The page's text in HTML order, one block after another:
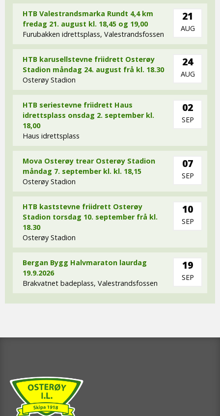
HTB Valestrandsmarka Rundt 4,4 km
fredag 21. august kl. 18,45 og 19,00
Furubakken idrettsplass, Valestrandsfossen
21
AUG
HTB karusellstevne friidrett Osterøy
Stadion måndag 24. august frå kl. 18.30
Osterøy Stadion
24
AUG
HTB seriestevne friidrett Haus
idrettsplass onsdag 2. september kl.
18,00
Haus idrettsplass
02
SEP
Mova Osterøy trear Osterøy Stadion
måndag 7. september kl. kl. 18,15
Osterøy Stadion
07
SEP
HTB kaststevne friidrett Osterøy
Stadion torsdag 10. september frå kl.
18.30
Osterøy Stadion
10
SEP
Bergan Bygg Halvmaraton laurdag
19.9.2026
Brakvatnet badeplass, Valestrandsfossen
19
SEP